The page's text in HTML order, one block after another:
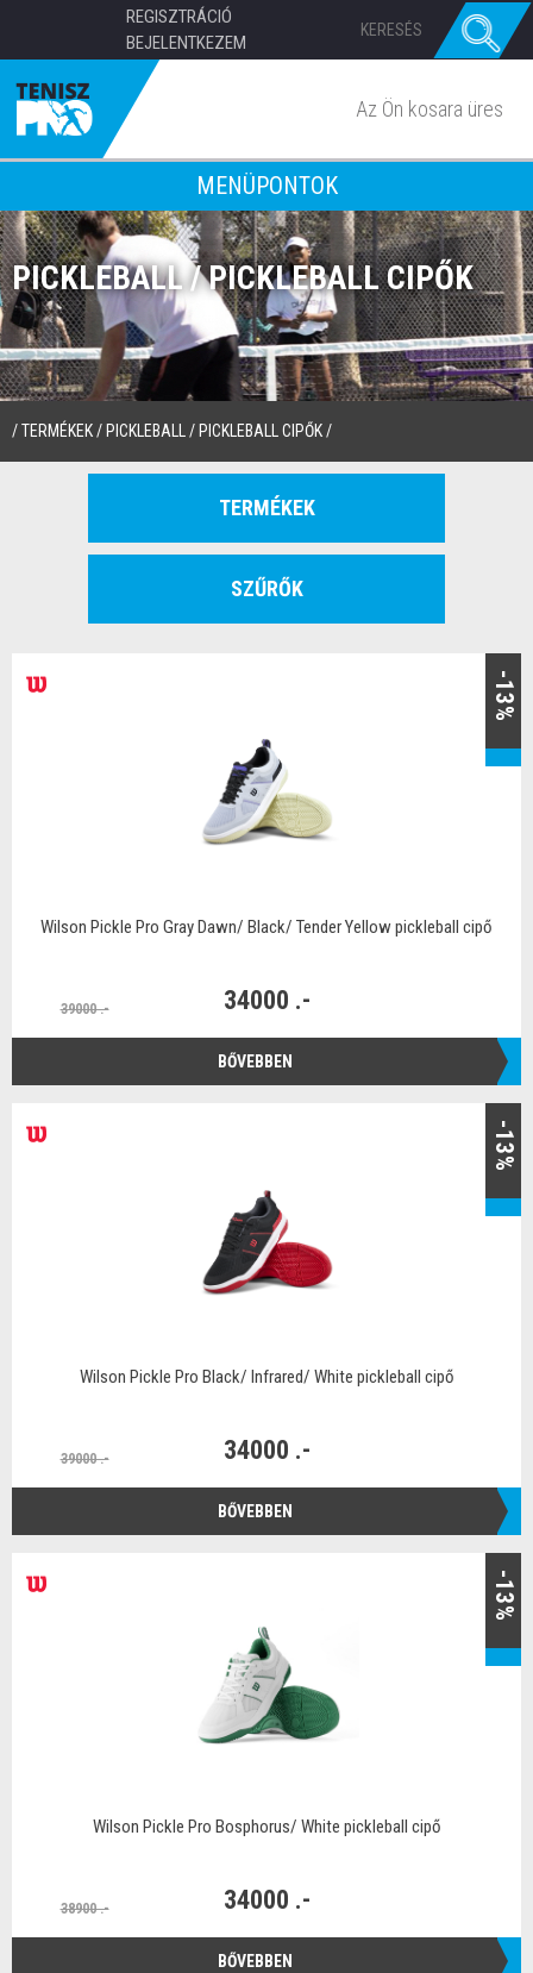
REGISZTRÁCIÓ
BEJELENTKEZEM
Az Ön kosara üres
MENÜPONTOK
PICKLEBALL / PICKLEBALL CIPŐK
/TERMÉKEK/ PICKLEBALL / PICKLEBALL CIPŐK/
TERMÉKEK
SZŰRŐK
-13%
Wilson Pickle Pro Gray Dawn/ Black/ Tender Yellow pickleball cipő
39000 .- 34000 .-
BŐVEBBEN
-13%
Wilson Pickle Pro Black/ Infrared/ White pickleball cipő
39000 .- 34000 .-
BŐVEBBEN
-13%
Wilson Pickle Pro Bosphorus/ White pickleball cipő
38900 .- 34000 .-
BŐVEBBEN